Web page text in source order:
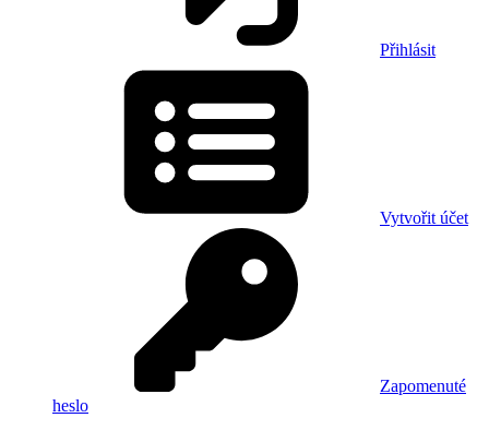
Přihlásit
Vytvořit účet
Zapomenuté
heslo